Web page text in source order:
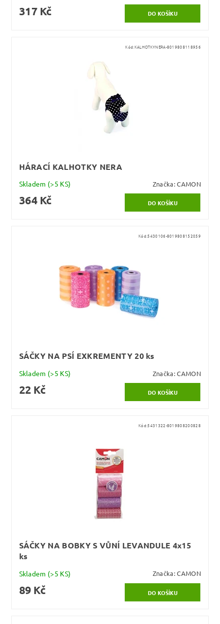
317 Kč
Kód:KALHOTKYNERA-8019808118956
HÁRACÍ KALHOTKY NERA
Skladem (>5 KS) Značka:CAMON
364 Kč
Kód:5430106-8019808152059
SÁČKY NA PSÍ EXKREMENTY 20 ks
Skladem (>5 KS) Značka:CAMON
22 Kč
Kód:5431322-8019808200828
SÁČKY NA BOBKY S VŮNÍ LEVANDULE 4x15
ks
Skladem (>5 KS) Značka:CAMON
89 Kč